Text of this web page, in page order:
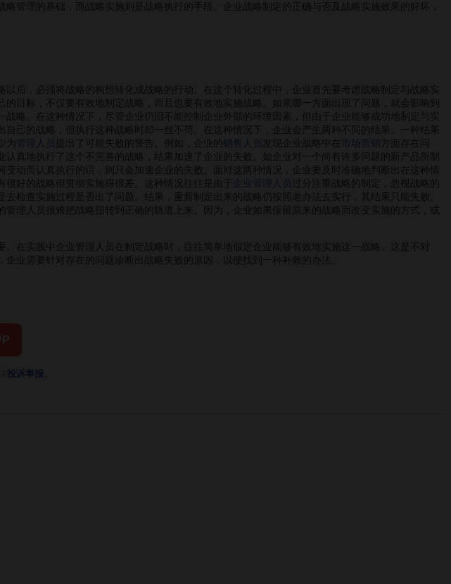
略管理的基础，而战略实施则是战略执行的手段。企业战略制定的正确与否及战略实施效果的好坏，
，必须将战略的构想转化成战略的行动。在这个转化过程中，企业首先要考虑战略制定与战略实
目标，不仅要有效地制定战略，而且也要有效地实施战略。如果哪一方面出现了问题，就会影响到
略。在这种情况下，尽管企业仍旧不能控制企业外部的环境因素，但由于企业能够成功地制定与实
己的战略，但执行这种战略时却一丝不苟。在这种情况下，企业会产生两种不同的结果。一种结果
为 管理人员 提出了可能失败的警告。例如，企业的 销售人员 发现企业战略中在 市场营销
方面存在问
真地执行了这个不完善的战略，结果加速了企业的失败。如企业对一个尚有许多问题的新产品所制
变动而认真执行的话，则只会加速企业的失败。面对这两种情况，企业要及时准确地判断出在这种情
好的战略但贯彻实施得很差。这种情况往往是由于
企业管理人员 过分注重战略的制定，忽视战略的
检查实施过程是否出了问题。结果，重新制定出来的战略仍按照老办法去实行，其结果只能失败。
理人员很难把战略扭转到正确的轨道上来。因为，企业如果保留原来的战略而改变实施的方式，或
实践中企业管理人员在制定战略时，往往简单地假定企业能够有效地实施这一战略。这是不对
业需要针对存在的问题诊断出战略失败的原因，以便找到一种补救的办法。
投诉举报